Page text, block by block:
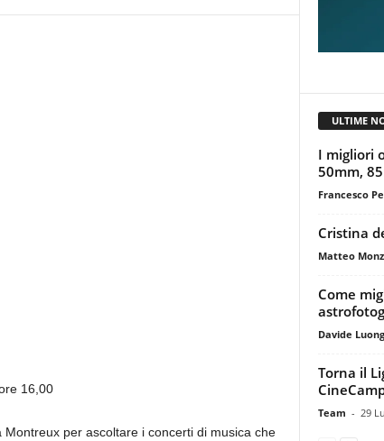
16,00
Montreux per ascoltare i concerti di musica che
ULTIME
I migliori
50mm,
Francesco
Cristina
Matteo
Come
Davide
Torna il
Team - 29